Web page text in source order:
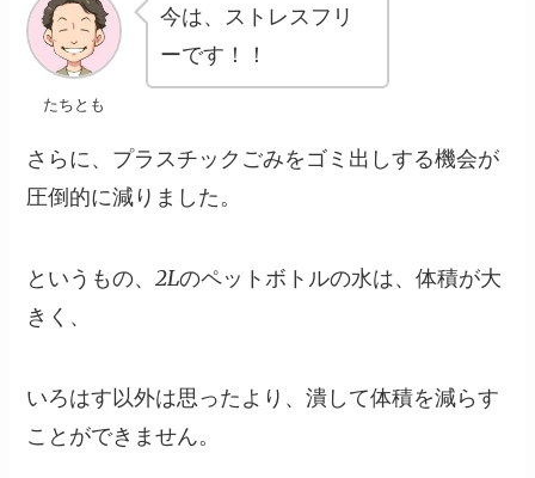
たちとも
今は、ストレスフリ
ーです！！
さらに、 プラスチックごみをゴミ出しする機会が
圧倒的に減りました。
というもの、2Lのペットボトルの水は、体積が大
きく、
いろはす以外は思ったより、潰して体積を減らす
ことができません。